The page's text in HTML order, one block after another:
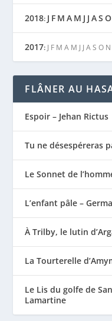
2018: J F M A M J J AS O
2017: J F M A M J J A S O N
FLÂNER AU
Espoir – Jehan Rictus
Tu ne désespéreras
Le Sonnet de
L’enfant pâle –
À Trilby, le lutin
La Tourterelle
Le Lis du golfe de
Lamartine